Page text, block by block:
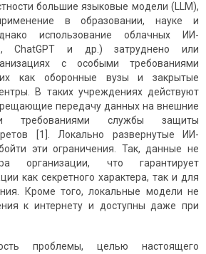
большие языковые модели (LLM),
в образовании, науке и
использование облачных ИИ-
ChatGPT и др.) затруднено или
с особыми требованиями
как оборонные вузы и закрытые
В таких учреждениях действуют
передачу данных на внешние
требованиями службы защиты
[1]. Локально развернутые ИИ-
эти ограничения. Так, данные не
организации, что гарантирует
как секретного характера, так и для
Кроме того, локальные модели не
к интернету и доступны даже при
проблемы, целью настоящего